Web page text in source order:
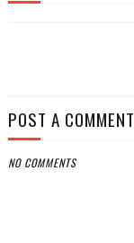
POST A COMMENT
NO COMMENTS